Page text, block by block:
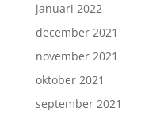
januari 2022
december 2021
november 2021
oktober 2021
september 2021